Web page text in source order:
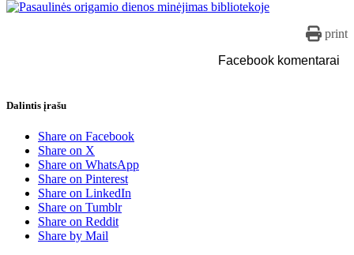
print
Facebook komentarai
Dalintis įrašu
Share on Facebook
Share on X
Share on WhatsApp
Share on Pinterest
Share on LinkedIn
Share on Tumblr
Share on Reddit
Share by Mail